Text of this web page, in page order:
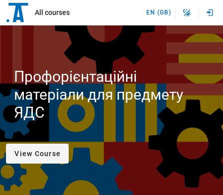
All courses EN (GB)
Профорієнтаційні
матеріали для предмету
ЯДС
View Course